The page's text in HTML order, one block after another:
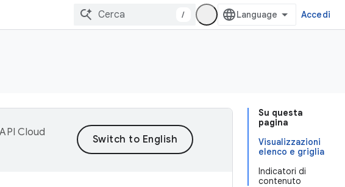
/ Accedi
Su questa
pagina
Visualizzazioni
elenco e griglia
Indicatori di
contenuto
API Cloud